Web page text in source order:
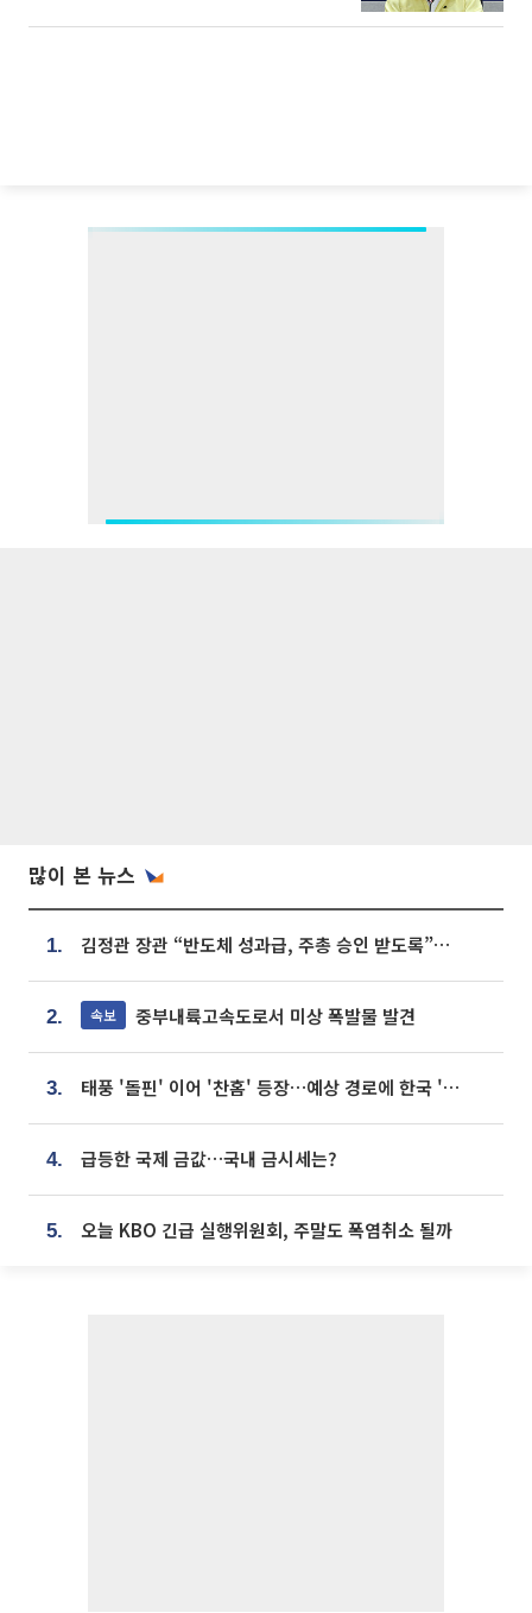
많이 본 뉴스
1. 김정관 장관 “반도체 성과급, 주총 승인 받도록”…상법·자본시장법 개정 시사
2. 속보 중부내륙고속도로서 미상 폭발물 발견
3. 태풍 '돌핀' 이어 '찬홈' 등장…예상 경로에 한국 '한숨'
4. 급등한 국제 금값…국내 금시세는?
5. 오늘 KBO 긴급 실행위원회, 주말도 폭염취소 될까